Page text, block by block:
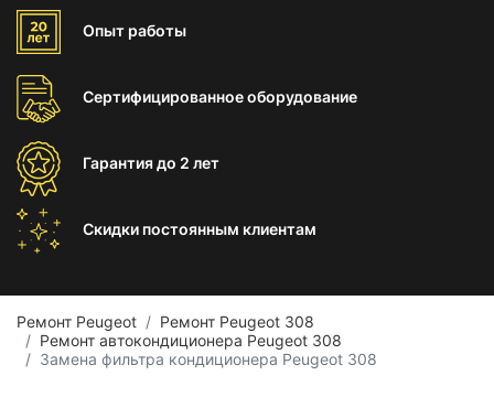
Опыт работы
Сертифицированноеоборудование
Гарантиядо 2 лет
Скидки постоянным клиентам
Ремонт Peugeot
Ремонт Peugeot 308
Ремонт автокондиционера Peugeot 308
Замена фильтра кондиционера Peugeot 308